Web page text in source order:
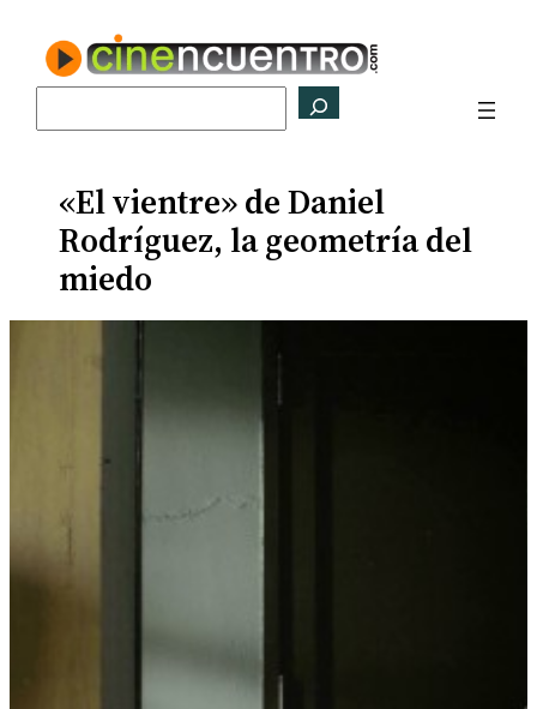
contenido
«El vientre» de Daniel
Rodríguez, la geometría del
miedo